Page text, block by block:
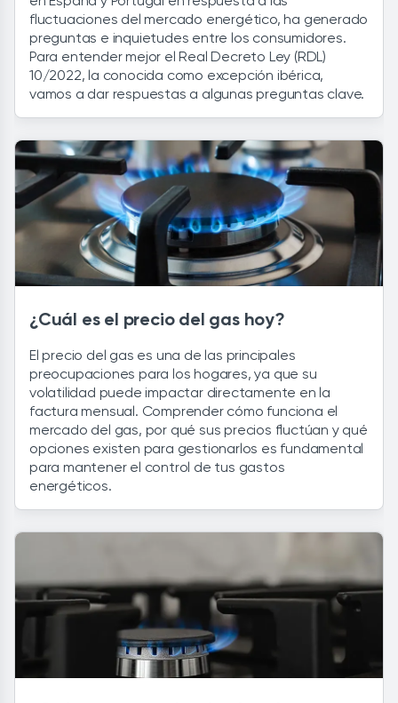
fluctuaciones del mercado energético, ha generado
preguntas e inquietudes entre los consumidores.
Para entender mejor el Real Decreto Ley (RDL)
10/2022, la conocida como excepción ibérica,
vamos a dar respuestas a algunas preguntas clave.
¿Cuál es el precio del gas hoy?
El precio del gas es una de las principales
preocupaciones para los hogares, ya que su
volatilidad puede impactar directamente en la
factura mensual. Comprender cómo funciona el
mercado del gas, por qué sus precios fluctúan y qué
opciones existen para gestionarlos es fundamental
para mantener el control de tus gastos
energéticos.